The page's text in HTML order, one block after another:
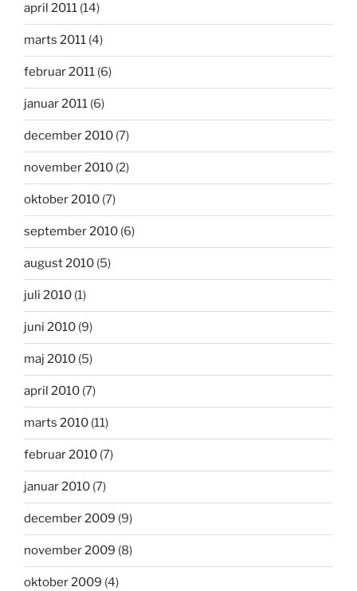
april 2011 (14)
marts 2011 (4)
februar 2011 (6)
januar 2011 (6)
december 2010 (7)
november 2010 (2)
oktober 2010 (7)
september 2010 (6)
august 2010 (5)
juli 2010 (1)
juni 2010 (9)
maj 2010 (5)
april 2010 (7)
marts 2010 (11)
februar 2010 (7)
januar 2010 (7)
december 2009 (9)
november 2009 (8)
oktober 2009 (4)